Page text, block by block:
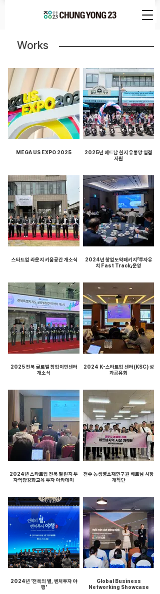
Works
MEGA US EXPO 2025
2025년 베트남 현지 유통망 입점
지원
​ 스타트업 라운지 키움공간 개소식
2024년 창업도약패키지「투자유
치 Fast Track」운영
2025 전북 글로벌 창업이민센터
개소식
2024 K-스타트업 센터(KSC) 성
과공유회
2024년 스타트업 전북 챌린지 투
자역량강화교육 투자 아카데미
전주 농생명소재연구원 베트남 시장
개척단
2024년 '전북의 별, 벤처투자 야
행'
Global Business
Networking Showcase